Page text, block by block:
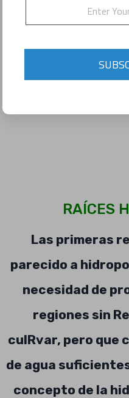
RAÍCES
Las primeras
parecido a
necesidad de
regiones sin
culRvar, pero que
de agua
concepto de la